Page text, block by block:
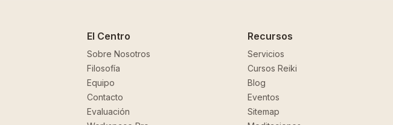
El Centro
Sobre Nosotros
Filosofía
Equipo
Contacto
Evaluación
Recursos
Servicios
Cursos Reiki
Blog
Eventos
Sitemap